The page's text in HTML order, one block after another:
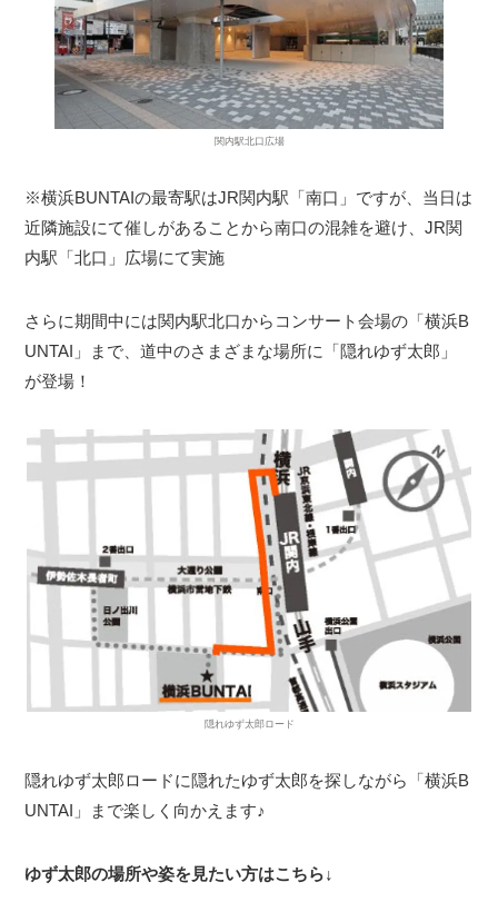
関内駅北口広場
※横浜BUNTAIの最寄駅はJR関内駅「南口」ですが、当日は
近隣施設にて催しがあることから南口の混雑を避け、JR関
内駅「北口」広場にて実施
さらに期間中には関内駅北口からコンサート会場の「横浜B
UNTAI」まで、道中のさまざまな場所に「隠れゆず太郎」
が登場！
隠れゆず太郎ロード
隠れゆず太郎ロードに隠れたゆず太郎を探しながら「横浜B
UNTAI」まで楽しく向かえます♪
ゆず太郎の場所や姿を見たい方はこちら↓